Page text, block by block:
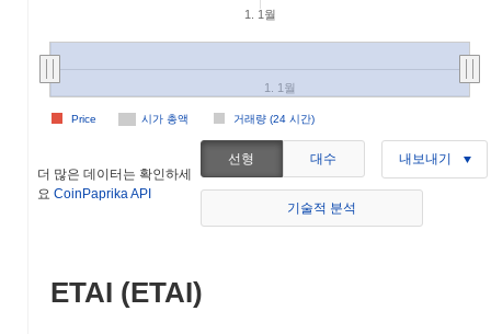
1. 1월
시가 총액 거래량 (24 시간)
Price
1. 1월
더 많은 데이터는 확인하세
요 CoinPaprika API
선형 대수 내보내기
기술적 분석
ETAI (ETAI)